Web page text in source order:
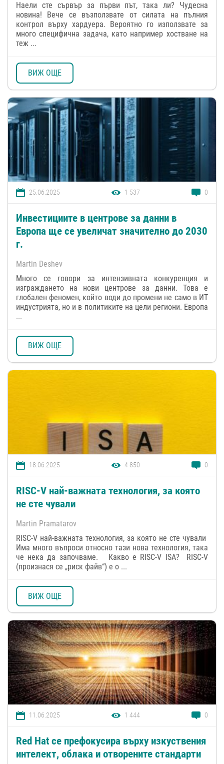
Наели сте сървър за първи път, така ли? Чудесна
новина! Вече се възползвате от силата на пълния
контрол върху хардуера. Вероятно го използвате за
много специфична задача, като например хостване на
теж ...
ВИЖ ОЩЕ
25.06.2025 1 537 0
Инвестициите в центрове за данни в
Европа ще се увеличат значително до 2030
г.
Martin Deshev
Много се говори за интензивната конкуренция и
изграждането на нови центрове за данни. Това е
глобален феномен, който води до промени не само в ИТ
индустрията, но и в политиките на цели региони. Европа
...
ВИЖ ОЩЕ
18.06.2025 4 850 0
RISC-V най-важната технология, за която
не сте чували
Martin Pramatarov
RISC-V най-важната технология, за която не сте чували
Има много въпроси относно тази нова технология, така
че нека да започваме. Какво е RISC-V ISA? RISC-V
(произнася се „риск файв“) е о ...
ВИЖ ОЩЕ
11.06.2025 1 444 0
Red Hat се префокусира върху изкуствения
интелект, облака и отворените стандарти